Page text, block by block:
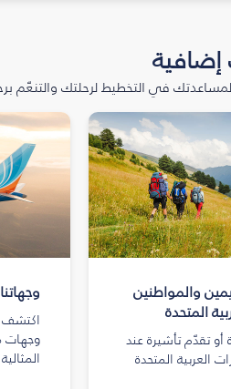
في التخطيط لرحلتك والتنعّم
والمواطنين
المتحدة
أو تقدّم تأشيرة عند
العربية المتحدة
وجهاتنا
اكتشف
وجهات